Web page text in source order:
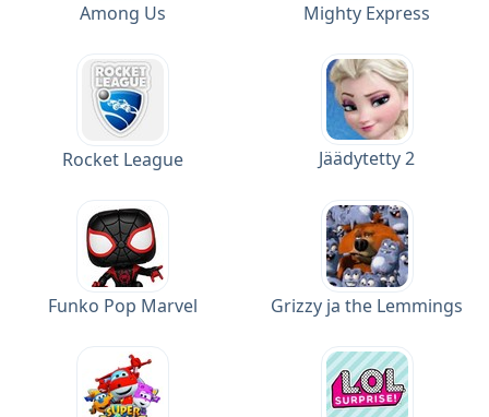
Among Us Mighty Express
Rocket League Jäädytetty 2
Funko Pop Marvel Grizzy ja the Lemmings